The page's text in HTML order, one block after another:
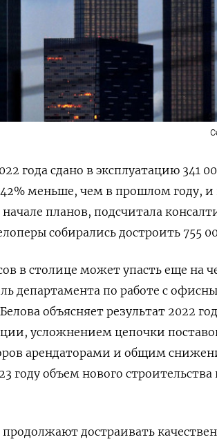
года сдано в эксплуатацию 341
меньше, чем в прошлом году, и
планов, подсчитала
собирались достроить 755
в столице может упасть еще на
департамента по работе с
объясняет результат 2022
усложнением цепочки
арендаторами и общим
году объем нового
достраивать